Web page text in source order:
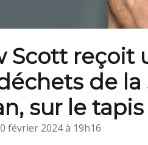
Scott reçoit
de la
sur le
février 2024 à 19h16